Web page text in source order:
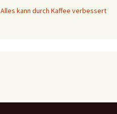
Alles kann durch Kaffee verbessert